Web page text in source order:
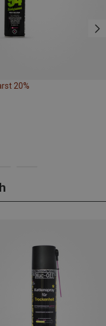
20%